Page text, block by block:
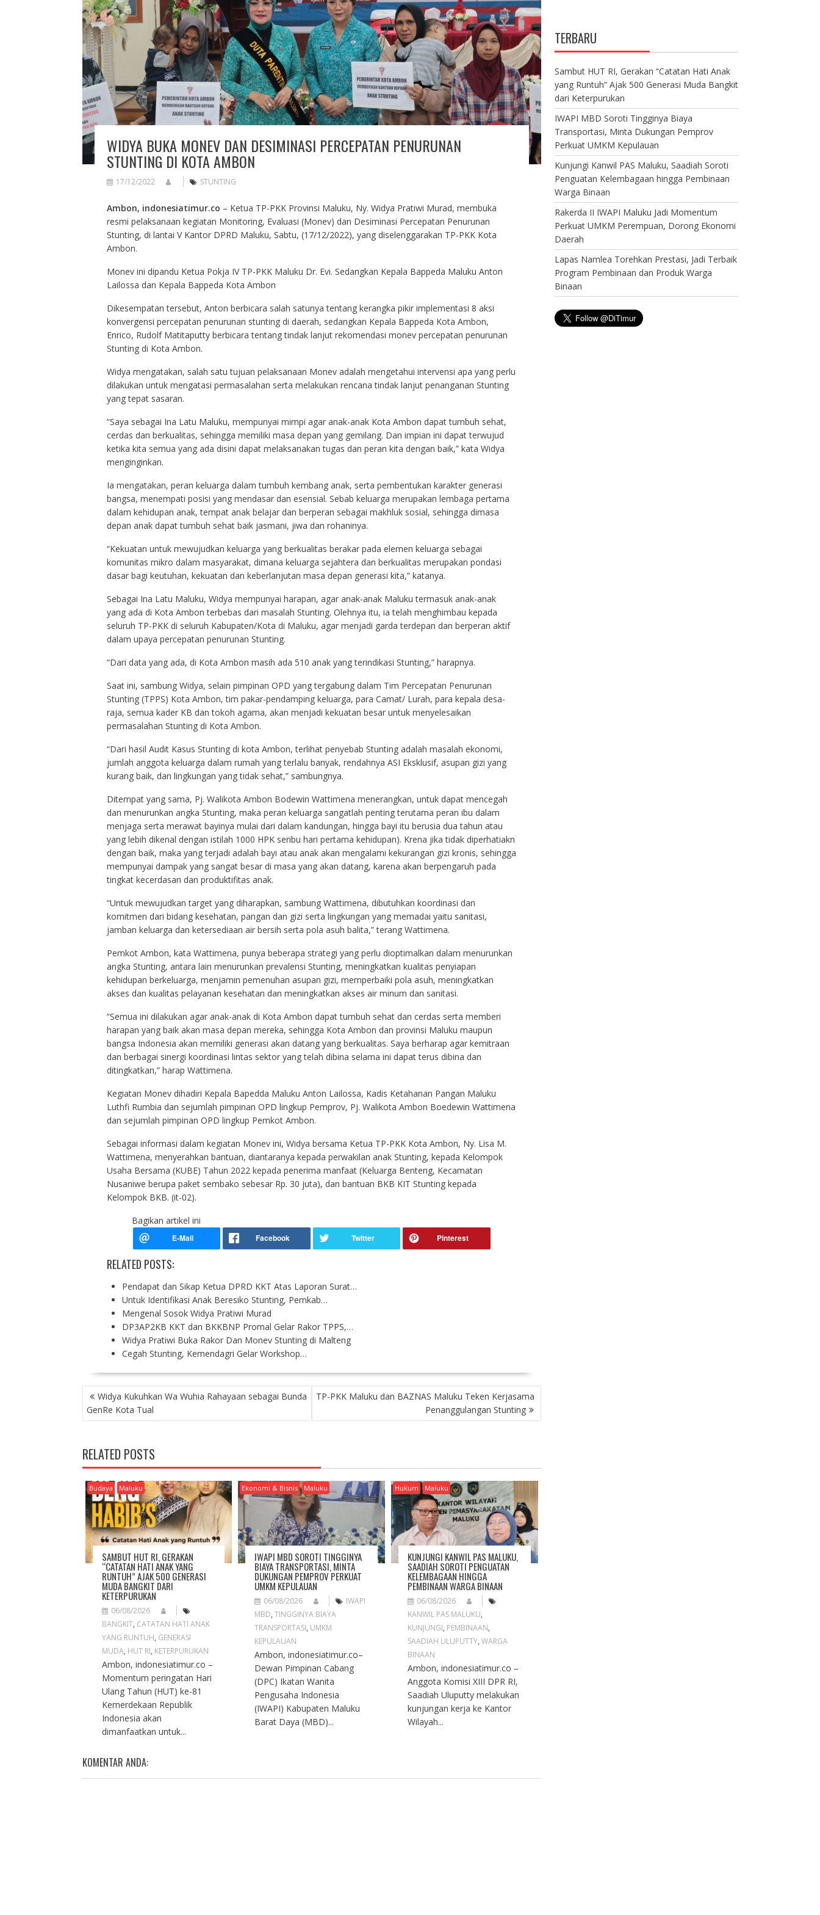
WIDYA BUKA MONEV DAN DESIMINASI PERCEPATAN PENURUNAN
STUNTING DI KOTA AMBON
17/12/2022 STUNTING
Ambon, indonesiatimur.co – Ketua TP-PKK Provinsi Maluku, Ny. Widya Pratiwi Murad, membuka
resmi pelaksanaan kegiatan Monitoring, Evaluasi (Monev) dan Desiminasi Percepatan Penurunan
Stunting, di lantai V Kantor DPRD Maluku, Sabtu, (17/12/2022), yang diselenggarakan TP-PKK Kota
Ambon.
Monev ini dipandu Ketua Pokja IV TP-PKK Maluku Dr. Evi. Sedangkan Kepala Bappeda Maluku Anton
Lailossa dan Kepala Bappeda Kota Ambon
Dikesempatan tersebut, Anton berbicara salah satunya tentang kerangka pikir implementasi 8 aksi
konvergensi percepatan penurunan stunting di daerah, sedangkan Kepala Bappeda Kota Ambon,
Enrico, Rudolf Matitaputty berbicara tentang tindak lanjut rekomendasi monev percepatan penurunan
Stunting di Kota Ambon.
Widya mengatakan, salah satu tujuan pelaksanaan Monev adalah mengetahui intervensi apa yang perlu
dilakukan untuk mengatasi permasalahan serta melakukan rencana tindak lanjut penanganan Stunting
yang tepat sasaran.
“Saya sebagai Ina Latu Maluku, mempunyai mimpi agar anak-anak Kota Ambon dapat tumbuh sehat,
cerdas dan berkualitas, sehingga memiliki masa depan yang gemilang. Dan impian ini dapat terwujud
ketika kita semua yang ada disini dapat melaksanakan tugas dan peran kita dengan baik,” kata Widya
menginginkan.
Ia mengatakan, peran keluarga dalam tumbuh kembang anak, serta pembentukan karakter generasi
bangsa, menempati posisi yang mendasar dan esensial. Sebab keluarga merupakan lembaga pertama
dalam kehidupan anak, tempat anak belajar dan berperan sebagai makhluk sosial, sehingga dimasa
depan anak dapat tumbuh sehat baik jasmani, jiwa dan rohaninya.
“Kekuatan untuk mewujudkan keluarga yang berkualitas berakar pada elemen keluarga sebagai
komunitas mikro dalam masyarakat, dimana keluarga sejahtera dan berkualitas merupakan pondasi
dasar bagi keutuhan, kekuatan dan keberlanjutan masa depan generasi kita,” katanya.
Sebagai Ina Latu Maluku, Widya mempunyai harapan, agar anak-anak Maluku termasuk anak-anak
yang ada di Kota Ambon terbebas dari masalah Stunting. Olehnya itu, ia telah menghimbau kepada
seluruh TP-PKK di seluruh Kabupaten/Kota di Maluku, agar menjadi garda terdepan dan berperan aktif
dalam upaya percepatan penurunan Stunting.
“Dari data yang ada, di Kota Ambon masih ada 510 anak yang terindikasi Stunting,” harapnya.
Saat ini, sambung Widya, selain pimpinan OPD yang tergabung dalam Tim Percepatan Penurunan
Stunting (TPPS) Kota Ambon, tim pakar-pendamping keluarga, para Camat/ Lurah, para kepala desa-
raja, semua kader KB dan tokoh agama, akan menjadi kekuatan besar untuk menyelesaikan
permasalahan Stunting di Kota Ambon.
“Dari hasil Audit Kasus Stunting di kota Ambon, terlihat penyebab Stunting adalah masalah ekonomi,
jumlah anggota keluarga dalam rumah yang terlalu banyak, rendahnya ASI Eksklusif, asupan gizi yang
kurang baik, dan lingkungan yang tidak sehat,” sambungnya.
Ditempat yang sama, Pj. Walikota Ambon Bodewin Wattimena menerangkan, untuk dapat mencegah
dan menurunkan angka Stunting, maka peran keluarga sangatlah penting terutama peran ibu dalam
menjaga serta merawat bayinya mulai dari dalam kandungan, hingga bayi itu berusia dua tahun atau
yang lebih dikenal dengan istilah 1000 HPK seribu hari pertama kehidupan). Krena jika tidak diperhatiakn
dengan baik, maka yang terjadi adalah bayi atau anak akan mengalami kekurangan gizi kronis, sehingga
mempunyai dampak yang sangat besar di masa yang akan datang, karena akan berpengaruh pada
tingkat kecerdasan dan produktifitas anak.
“Untuk mewujudkan target yang diharapkan, sambung Wattimena, dibutuhkan koordinasi dan
komitmen dari bidang kesehatan, pangan dan gizi serta lingkungan yang memadai yaitu sanitasi,
jamban keluarga dan ketersediaan air bersih serta pola asuh balita,” terang Wattimena.
Pemkot Ambon, kata Wattimena, punya beberapa strategi yang perlu dioptimalkan dalam menurunkan
angka Stunting, antara lain menurunkan prevalensi Stunting, meningkatkan kualitas penyiapan
kehidupan berkeluarga, menjamin pemenuhan asupan gizi, memperbaiki pola asuh, meningkatkan
akses dan kualitas pelayanan kesehatan dan meningkatkan akses air minum dan sanitasi.
“Semua ini dilakukan agar anak-anak di Kota Ambon dapat tumbuh sehat dan cerdas serta memberi
harapan yang baik akan masa depan mereka, sehingga Kota Ambon dan provinsi Maluku maupun
bangsa Indonesia akan memiliki generasi akan datang yang berkualitas. Saya berharap agar kemitraan
dan berbagai sinergi koordinasi lintas sektor yang telah dibina selama ini dapat terus dibina dan
ditingkatkan,” harap Wattimena.
Kegiatan Monev dihadiri Kepala Bapedda Maluku Anton Lailossa, Kadis Ketahanan Pangan Maluku
Luthfi Rumbia dan sejumlah pimpinan OPD lingkup Pemprov, Pj. Walikota Ambon Boedewin Wattimena
dan sejumlah pimpinan OPD lingkup Pemkot Ambon.
Sebagai informasi dalam kegiatan Monev ini, Widya bersama Ketua TP-PKK Kota Ambon, Ny. Lisa M.
Wattimena, menyerahkan bantuan, diantaranya kepada perwakilan anak Stunting, kepada Kelompok
Usaha Bersama (KUBE) Tahun 2022 kepada penerima manfaat (Keluarga Benteng, Kecamatan
Nusaniwe berupa paket sembako sebesar Rp. 30 juta), dan bantuan BKB KIT Stunting kepada
Kelompok BKB. (it-02).
Bagikan artikel ini
RELATED POSTS:
Pendapat dan Sikap Ketua DPRD KKT Atas Laporan Surat…
Untuk Identifikasi Anak Beresiko Stunting, Pemkab…
Mengenal Sosok Widya Pratiwi Murad
DP3AP2KB KKT dan BKKBNP Promal Gelar Rakor TPPS,…
Widya Pratiwi Buka Rakor Dan Monev Stunting di Malteng
Cegah Stunting, Kemendagri Gelar Workshop…
P
O
S
N
A
V
G
A
T
O
N
Widya Kukuhkan Wa Wuhia Rahayaan sebagai Bunda
GenRe Kota Tual
TP-PKK Maluku dan BAZNAS Maluku Teken Kerjasama
Penanggulangan Stunting
RELATED POSTS
Budaya Maluku
SAMBUT HUT RI, GERAKAN
“CATATAN HATI ANAK YANG
RUNTUH” AJAK 500 GENERASI
MUDA BANGKIT DARI
KETERPURUKAN
06/08/2026
BANGKIT, CATATAN HATI ANAK
YANG RUNTUH, GENERASI
MUDA, HUT RI, KETERPURUKAN
Ambon, indonesiatimur.co –
Momentum peringatan Hari
Ulang Tahun (HUT) ke-81
Kemerdekaan Republik
Indonesia akan
dimanfaatkan untuk...
Ekonomi & Bisnis Maluku
IWAPI MBD SOROTI TINGGINYA
BIAYA TRANSPORTASI, MINTA
DUKUNGAN PEMPROV PERKUAT
UMKM KEPULAUAN
06/08/2026
IWAPI
MBD,TINGGINYA BIAYA
TRANSPORTASI, UMKM
KEPULAUAN
Ambon, indonesiatimur.co–
Dewan Pimpinan Cabang
(DPC) Ikatan Wanita
Pengusaha Indonesia
(IWAPI) Kabupaten Maluku
Barat Daya (MBD)...
Hukum Maluku
KUNJUNGI KANWIL PAS MALUKU,
SAADIAH SOROTI PENGUATAN
KELEMBAGAAN HINGGA
PEMBINAAN WARGA BINAAN
06/08/2026
KANWIL PAS MALUKU,
KUNJUNGI, PEMBINAAN,
SAADIAH ULUPUTTY,WARGA
BINAAN
Ambon, indonesiatimur.co –
Anggota Komisi XIII DPR RI,
Saadiah Uluputty melakukan
kunjungan kerja ke Kantor
Wilayah...
KOMENTAR ANDA:
TERBARU
Sambut HUT RI, Gerakan “Catatan Hati Anak
yang Runtuh” Ajak 500 Generasi Muda Bangkit
dari Keterpurukan
IWAPI MBD Soroti Tingginya Biaya
Transportasi, Minta Dukungan Pemprov
Perkuat UMKM Kepulauan
Kunjungi Kanwil PAS Maluku, Saadiah Soroti
Penguatan Kelembagaan hingga Pembinaan
Warga Binaan
Rakerda II IWAPI Maluku Jadi Momentum
Perkuat UMKM Perempuan, Dorong Ekonomi
Daerah
Lapas Namlea Torehkan Prestasi, Jadi Terbaik
Program Pembinaan dan Produk Warga
Binaan